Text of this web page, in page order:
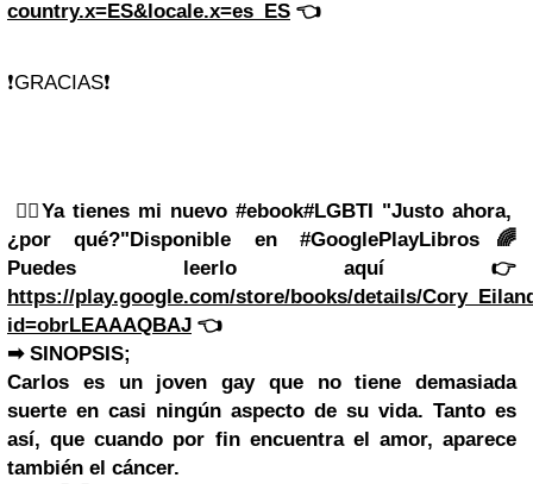
country.x=ES&locale.x=es_ES 👈
❗GRACIAS❗
🏳️‍🌈Ya tienes mi nuevo #ebook#LGBTI "Justo ahora,
¿por qué?"Disponible en #GooglePlayLibros🌈
Puedes leerlo aquí 👉
https://play.google.com/store/books/details/
id=obrLEAAAQBAJ 👈
➡ SINOPSIS;
Carlos es un joven gay que no tiene demasiada
suerte en casi ningún aspecto de su vida. Tanto es
así, que cuando por fin encuentra el amor, aparece
también el cáncer.